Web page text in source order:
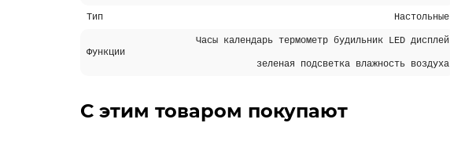
Тип Настольные
Функции
Часы календарь термометр будильник LED дисплей
зеленая подсветка влажность воздуха
С этим товаром покупают